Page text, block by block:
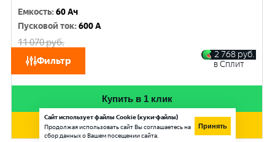
Фильтр
Емкость:60 Ач
Пусковой ток:600 A
11 070руб.
10 530руб. 2 768 руб.
в Сплит
Купить в 1 клик
Добавить в корзину
Сайт использует файлы Cookie (куки-файлы)
Продолжая использовать сайт Вы соглашаетесь на
сбор данных о Вашем посещении сайта.
Принять